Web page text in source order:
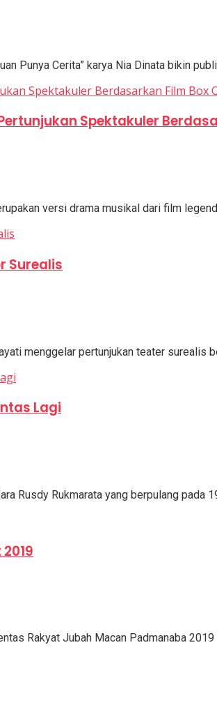
Punya Cerita” karya Nia Dinata bikin
Spektakuler
versi drama musikal dari film
Surealis
menggelar pertunjukan teater surealis
Lagi
Rusdy Rukmarata yang berpulang pada
Rakyat Jubah Macan Padmanaba